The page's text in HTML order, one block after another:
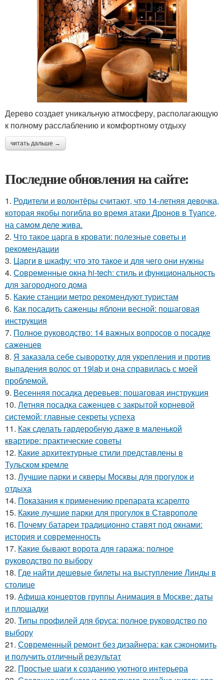
Дерево создает уникальную атмосферу, располагающую
к полному расслаблению и комфортному отдыху
читать дальше →
Последние обновления на сайте:
1. Родители и волонтёры считают, что 14-летняя девочка,
которая якобы погибла во время атаки Дронов в Туапсе,
на самом деле жива.
2. Что такое царга в кровати: полезные советы и
рекомендации
3. Царги в шкафу: что это такое и для чего они нужны
4. Современные окна hi-tech: стиль и функциональность
для загородного дома
5. Какие станции метро рекомендуют туристам
6. Как посадить саженцы яблони весной: пошаговая
инструкция
7. Полное руководство: 14 важных вопросов о посадке
саженцев
8. Я заказала себе сыворотку для укрепления и против
выпадения волос от 19lab и она справилась с моей
проблемой.
9. Весенняя посадка деревьев: пошаговая инструкция
10. Летняя посадка саженцев с закрытой корневой
системой: главные секреты успеха
11. Как сделать гардеробную даже в маленькой
квартире: практические советы
12. Какие архитектурные стили представлены в
Тульском кремле
13. Лучшие парки и скверы Москвы для прогулок и
отдыха
14. Показания к применению препарата ксарелто
15. Какие лучшие парки для прогулок в Ставрополе
16. Почему батареи традиционно ставят под окнами:
история и современность
17. Какие бывают ворота для гаража: полное
руководство по выбору
18. Где найти дешевые билеты на выступление Линды в
столице
19. Афиша концертов группы Анимация в Москве: даты
и площадки
20. Типы профилей для бруса: полное руководство по
выбору
21. Современный ремонт без дизайнера: как сэкономить
и получить отличный результат
22. Простые шаги к созданию уютного интерьера